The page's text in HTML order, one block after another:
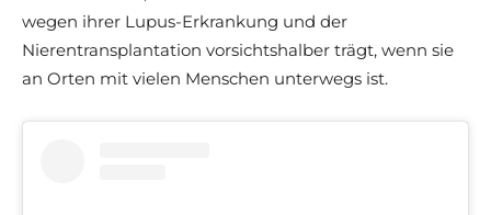
wegen ihrer Lupus-Erkrankung und der
Nierentransplantation vorsichtshalber trägt, wenn sie
an Orten mit vielen Menschen unterwegs ist.